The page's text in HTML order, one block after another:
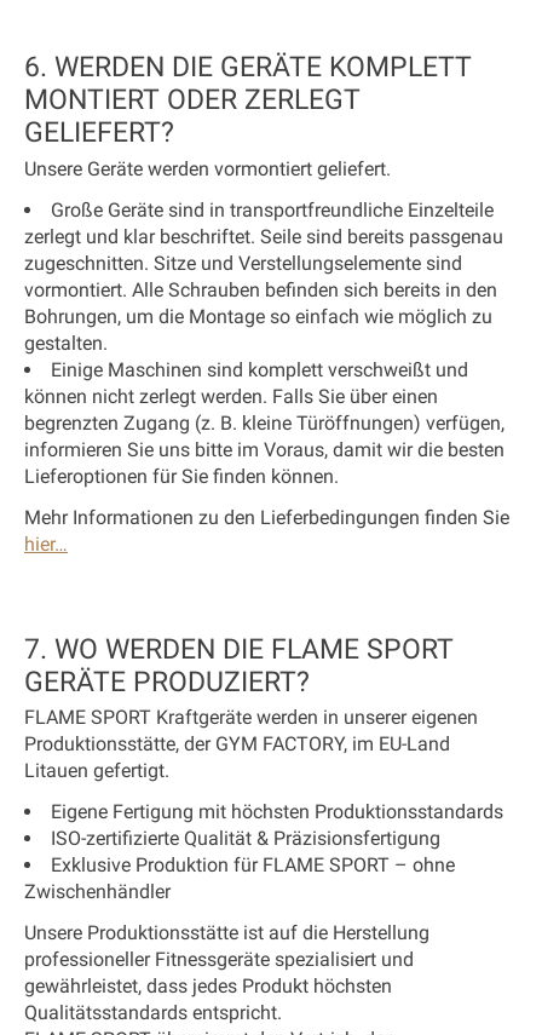
6. WERDEN DIE GERÄTE KOMPLETT
MONTIERT ODER ZERLEGT
GELIEFERT?
Unsere Geräte werden vormontiert geliefert.
Große Geräte sind in transportfreundliche Einzelteile
zerlegt und klar beschriftet. Seile sind bereits passgenau
zugeschnitten. Sitze und Verstellungselemente sind
vormontiert. Alle Schrauben befinden sich bereits in den
Bohrungen, um die Montage so einfach wie möglich zu
gestalten.
Einige Maschinen sind komplett verschweißt und
können nicht zerlegt werden. Falls Sie über einen
begrenzten Zugang (z. B. kleine Türöffnungen) verfügen,
informieren Sie uns bitte im Voraus, damit wir die besten
Lieferoptionen für Sie finden können.
Mehr Informationen zu den Lieferbedingungen finden Sie
hier…
7. WO WERDEN DIE FLAME SPORT
GERÄTE PRODUZIERT?
FLAME SPORT Kraftgeräte werden in unserer eigenen
Produktionsstätte, der GYM FACTORY, im EU-Land
Litauen gefertigt.
Eigene Fertigung mit höchsten Produktionsstandards
ISO-zertifizierte Qualität & Präzisionsfertigung
Exklusive Produktion für FLAME SPORT – ohne
Zwischenhändler
Unsere Produktionsstätte ist auf die Herstellung
professioneller Fitnessgeräte spezialisiert und
gewährleistet, dass jedes Produkt höchsten
Qualitätsstandards entspricht.